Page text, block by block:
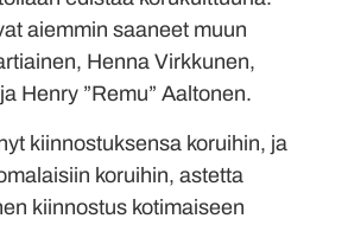
aiemmin saaneet muun
Henna Virkkunen,
Henry ”Remu” Aaltonen.
kiinnostuksensa koruihin, ja
koruihin, astetta
kiinnostus kotimaiseen